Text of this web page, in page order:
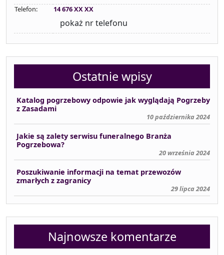
Telefon: 14 676 XX XX
pokaż nr telefonu
Ostatnie wpisy
Katalog pogrzebowy odpowie jak wyglądają Pogrzeby
z Zasadami
10 października 2024
Jakie są zalety serwisu funeralnego Branża
Pogrzebowa?
20 września 2024
Poszukiwanie informacji na temat przewozów
zmarłych z zagranicy
29 lipca 2024
Najnowsze komentarze